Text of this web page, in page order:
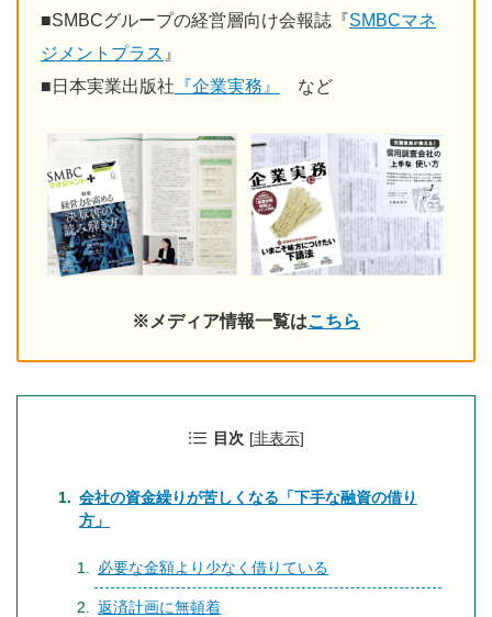
■SMBCグループの経営層向け会報誌『 SMBCマネ
ジメントプラス 』
■ 日本実業出版社 『企業実務』 など
※メディア情報一覧はこちら
目次 [非表示]
会社の資金繰りが苦しくなる「下手な融資の借り
方」
必要な金額より少なく借りている
返済計画に無頓着